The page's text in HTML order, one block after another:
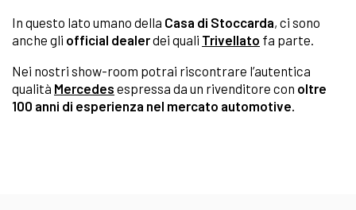
In questo lato umano della Casa di Stoccarda, ci sono
anche gli official dealerdei quali Trivellato fa parte.
Nei nostri show-room potrai riscontrare l’autentica
qualità Mercedes espressa da un rivenditore con oltre
100 anni di esperienza nel mercato automotive.